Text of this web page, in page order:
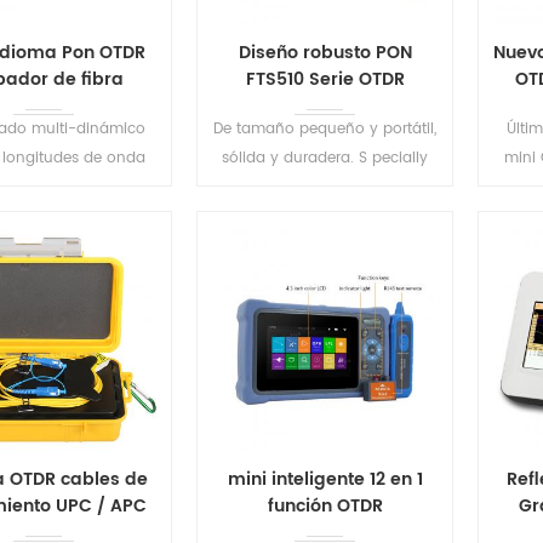
Pon OTDR
de fibra
multi-dinámico
de onda
amistosa .
Diseño robusto PON
FTS510 Serie OTDR
De tamaño pequeño y portátil,
sólida y duradera. S pecially
LEER MÁS
mini
OTDR cables de
UPC / APC
mini inteligente 12 en 1
función OTDR